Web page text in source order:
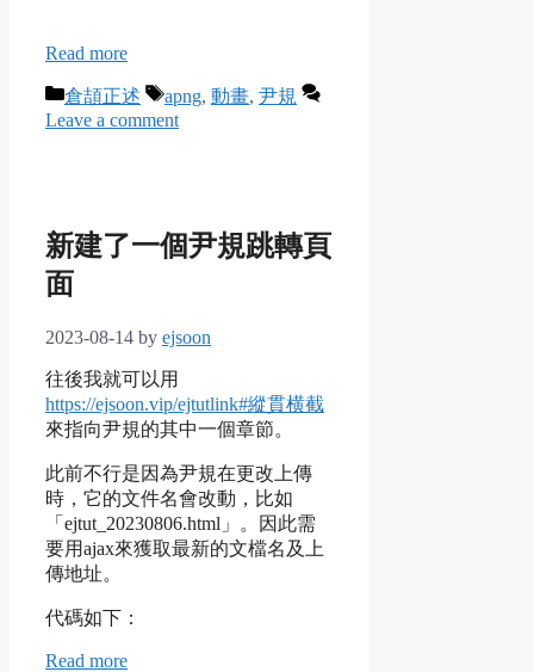
Read more
Categories
倉頡正述 Tags
apng, 動畫, 尹規
Leave a comment
新建了一個尹規跳轉頁
面
2023-08-14 by ejsoon
往後我就可以用
https://ejsoon.vip/ejtutlink#縱貫横截
來指向尹規的其中一個章節。
此前不行是因為尹規在更改上傳
時，它的文件名會改動，比如
「ejtut_20230806.html」。因此需
要用ajax來獲取最新的文檔名及上
傳地址。
代碼如下：
Read more